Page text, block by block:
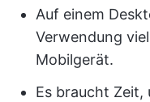
Auf einem
Verwendung
Mobilgerät.
Es braucht Zeit,